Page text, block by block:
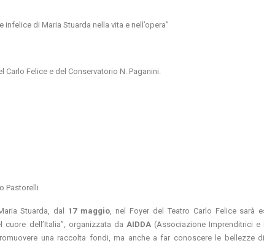
di Maria Stuarda nella vita e nell’opera”
Felice e del Conservatorio N. Paganini.
Pastorelli
Stuarda, dal 17 maggio, nel Foyer del Teatro Carlo Felice sarà
dell’Italia”, organizzata da AIDDA(Associazione Imprenditrici e
una raccolta fondi, ma anche a far conoscere le bellezze